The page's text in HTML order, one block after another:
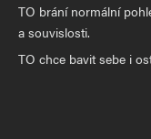
TO brání normální
a souvislosti.
TO chce bavit sebe i